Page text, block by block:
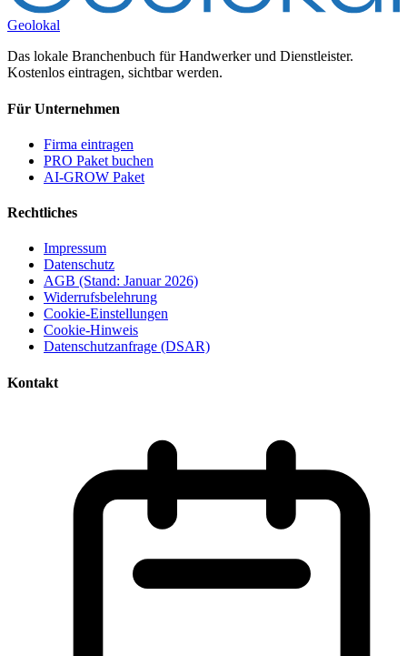
Geolokal
Das lokale Branchenbuch für Handwerker und Dienstleister.
Kostenlos eintragen, sichtbar werden.
Für Unternehmen
Firma eintragen
PRO Paket buchen
AI-GROW Paket
Rechtliches
Impressum
Datenschutz
AGB (Stand: Januar 2026)
Widerrufsbelehrung
Cookie-Einstellungen
Cookie-Hinweis
Datenschutzanfrage (DSAR)
Kontakt